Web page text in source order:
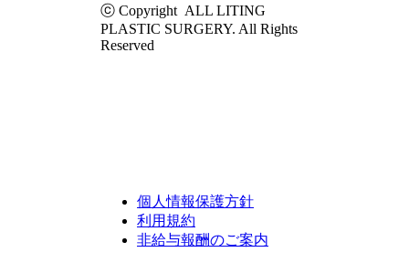
ⓒ Copyright ALL LITING
PLASTIC SURGERY. All Rights
Reserved
個人情報保護方針
利用規約
非給与報酬のご案内